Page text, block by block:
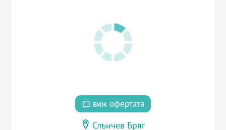
виж офертата
Слънчев Бряг